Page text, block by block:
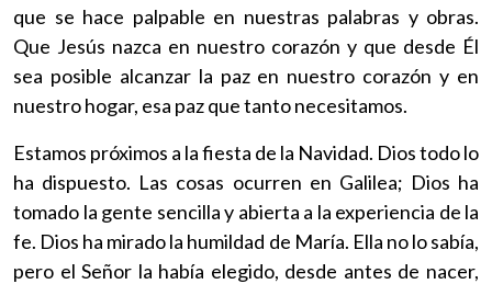
que se hace palpable en nuestras palabras y obras.
Que Jesús nazca en nuestro corazón y que desde Él
sea posible alcanzar la paz en nuestro corazón y en
nuestro hogar, esa paz que tanto necesitamos.
Estamos próximos a la fiesta de la Navidad. Dios todo lo
ha dispuesto. Las cosas ocurren en Galilea; Dios ha
tomado la gente sencilla y abierta a la experiencia de la
fe. Dios ha mirado la humildad de María. Ella no lo sabía,
pero el Señor la había elegido, desde antes de nacer,